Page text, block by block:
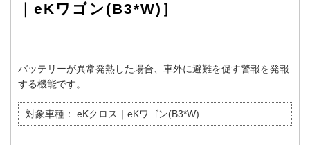
｜eKワゴン(B3*W)］
バッテリーが異常発熱した場合、車外に避難を促す警報を発報
する機能です。
対象車種： eKクロス｜eKワゴン(B3*W)